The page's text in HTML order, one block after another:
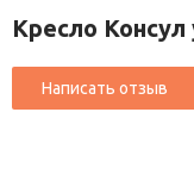
Кресло